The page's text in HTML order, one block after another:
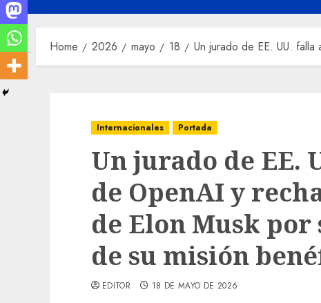
Home 2026 mayo 18 Un jurado de EE. UU.
Internacionales Portada
Un jurado de EE.
de OpenAI y
de Elon Musk por
de su misión
EDITOR 18 DE MAYO DE 2026